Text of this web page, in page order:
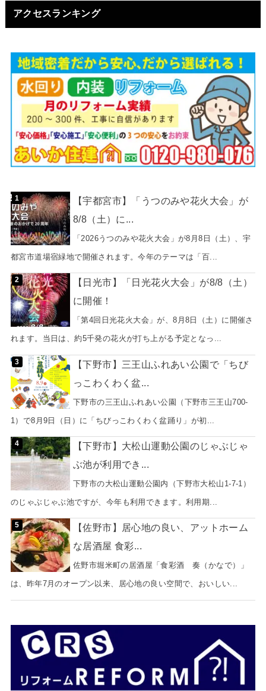
アクセスランキング
【宇都宮市】「うつのみや花火大会」が
8/8（土）に...
「2026うつのみや花火大会」が8月8日（土）、宇
都宮市道場宿緑地で開催されます。今年のテーマは「百...
【日光市】「日光花火大会」が8/8（土）
に開催！
「第4回日光花火大会」が、8月8日（土）に開催さ
れます。当日は、約5千発の花火が打ち上がる予定となっ...
【下野市】三王山ふれあい公園で「ちび
っこわくわく盆...
下野市の三王山ふれあい公園（下野市三王山700-
1）で8月9日（日）に「ちびっこわくわく盆踊り」が初...
【下野市】大松山運動公園のじゃぶじゃ
ぶ池が利用でき...
下野市の大松山運動公園内（下野市大松山1-7-1）
のじゃぶじゃぶ池ですが、今年も利用できます。利用期...
【佐野市】居心地の良い、アットホーム
な居酒屋 食彩...
佐野市堀米町の居酒屋「食彩酒 奏（かなで）」
は、昨年7月のオープン以来、居心地の良い空間で、おいしい...